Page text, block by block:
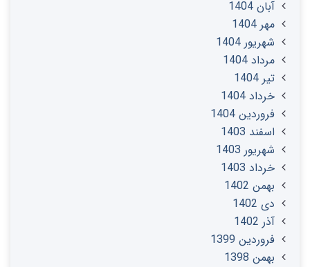
آبان 1404
مهر 1404
شهریور 1404
مرداد 1404
تير 1404
خرداد 1404
فروردین 1404
اسفند 1403
شهریور 1403
خرداد 1403
بهمن 1402
دی 1402
آذر 1402
فروردین 1399
بهمن 1398